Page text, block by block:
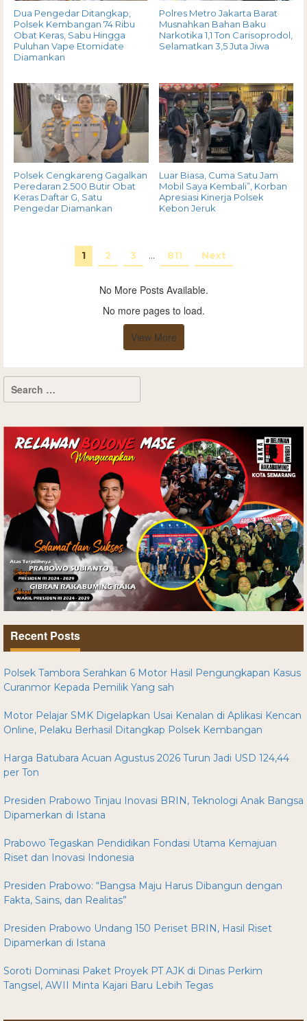
Dua Pengedar Ditangkap,
Polsek Kembangan 74 Ribu
Obat Keras, Sabu Hingga
Puluhan Vape Etomidate
Diamankan
Polres Metro Jakarta Barat
Musnahkan Bahan Baku
Narkotika 1,1 Ton Carisoprodol,
Selamatkan 3,5 Juta Jiwa
Polsek Cengkareng Gagalkan
Peredaran 2.500 Butir Obat
Keras Daftar G, Satu
Pengedar Diamankan
Luar Biasa, Cuma Satu Jam
Mobil Saya Kembali”, Korban
Apresiasi Kinerja Polsek
Kebon Jeruk
1 2 3 … 811 Next
No More Posts Available.
No more pages to load.
View More
Recent Posts
Polsek Tambora Serahkan 6 Motor Hasil Pengungkapan Kasus
Curanmor Kepada Pemilik Yang sah
Motor Pelajar SMK Digelapkan Usai Kenalan di Aplikasi Kencan
Online, Pelaku Berhasil Ditangkap Polsek Kembangan
Harga Batubara Acuan Agustus 2026 Turun Jadi USD 124,44
per Ton
Presiden Prabowo Tinjau Inovasi BRIN, Teknologi Anak Bangsa
Dipamerkan di Istana
Prabowo Tegaskan Pendidikan Fondasi Utama Kemajuan
Riset dan Inovasi Indonesia
Presiden Prabowo: “Bangsa Maju Harus Dibangun dengan
Fakta, Sains, dan Realitas”
Presiden Prabowo Undang 150 Periset BRIN, Hasil Riset
Dipamerkan di Istana
Soroti Dominasi Paket Proyek PT AJK di Dinas Perkim
Tangsel, AWII Minta Kajari Baru Lebih Tegas